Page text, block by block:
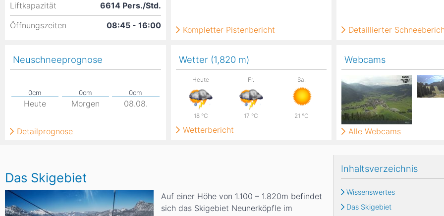
Inhaltsverzeichnis
Wissenswertes
Das Skigebiet
Das Skigebiet
Auf einer Höhe von 1.100 – 1.820m befindet
sich das Skigebiet Neunerköpfle im
Liftkapazität
6614 Pers./Std.
Öffnungszeiten
08:45 - 16:00
Wetter (1,820 m)
Heute
18 °C
Fr.
17 °C
Sa.
21 °C
Wetterbericht
Webcams
Alle Webcams
Detaillierter
Neuschneeprognose
Heute Morgen 08.08.
Detailprognose
Kompletter Pistenbericht